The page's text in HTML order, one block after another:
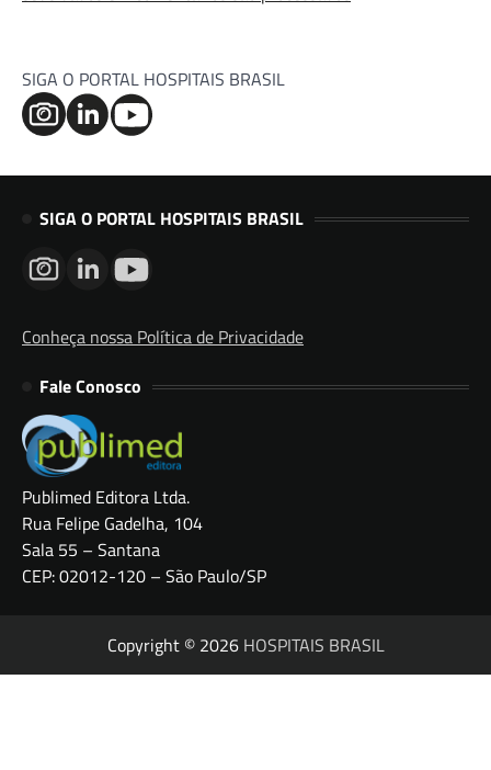
SIGA O PORTAL HOSPITAIS BRASIL
SIGA O PORTAL HOSPITAIS BRASIL
Conheça nossa Política de Privacidade
Fale Conosco
Publimed Editora Ltda.
Rua Felipe Gadelha, 104
Sala 55 – Santana
CEP: 02012-120 – São Paulo/SP
Copyright © 2026 HOSPITAIS BRASIL